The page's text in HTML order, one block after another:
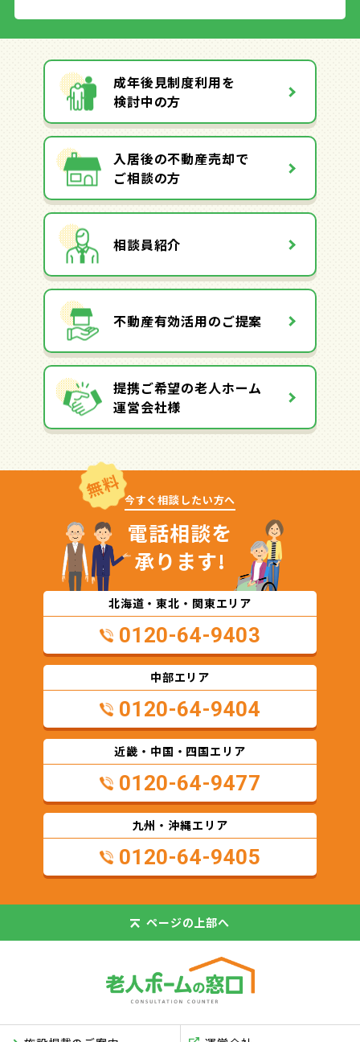
成年後見制度利用を
検討中の方
入居後の不動産売却で
ご相談の方
相談員紹介
不動産有効活用のご提案
提携ご希望の老人ホーム
運営会社様
無料 今すぐ相談したい方へ
電話相談を
承ります!
北海道・東北・関東エリア
0120-64-9403
中部エリア
0120-64-9404
近畿・中国・四国エリア
0120-64-9477
九州・沖縄エリア
0120-64-9405
ページの 上部へ